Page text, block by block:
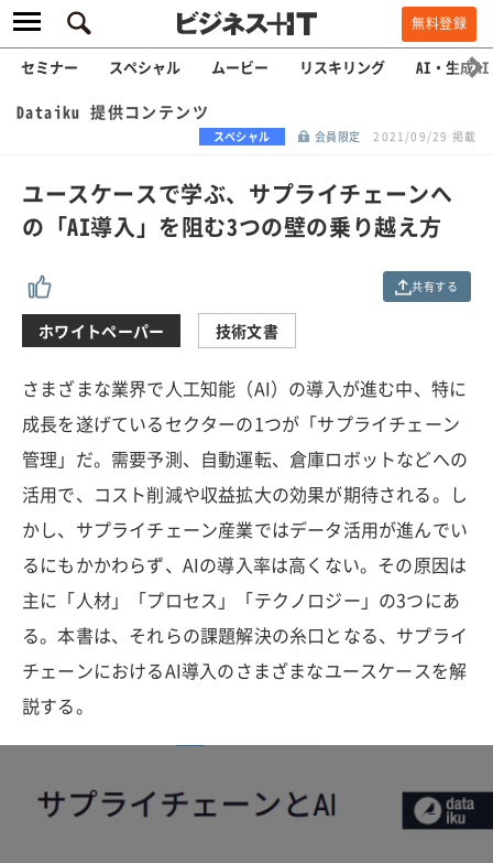
無料登録
セミナー スペシャル ムービー リスキリング AI・生成AI
Dataiku 提供コンテンツ
スペシャル 会員限定 2021/09/29 掲載
ユースケースで学ぶ、サプライチェーンへ
の「AI導入」を阻む3つの壁の乗り越え方
共有する
ホワイトペーパー 技術文書
さまざまな業界で人工知能（AI）の導入が進む中、特に
成長を遂げているセクターの1つが「サプライチェーン
管理」だ。需要予測、自動運転、倉庫ロボットなどへの
活用で、コスト削減や収益拡大の効果が期待される。し
かし、サプライチェーン産業ではデータ活用が進んでい
るにもかかわらず、AIの導入率は高くない。その原因は
主に「人材」「プロセス」「テクノロジー」の3つにあ
る。本書は、それらの課題解決の糸口となる、サプライ
チェーンにおけるAI導入のさまざまなユースケースを解
説する。